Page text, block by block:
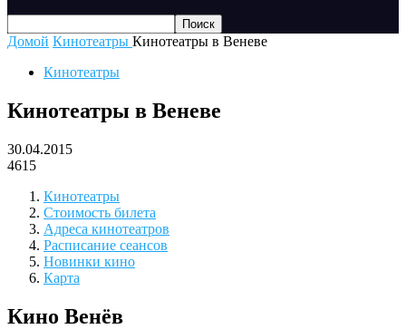
Домой Кинотеатры Кинотеатры в Веневе
Кинотеатры
Кинотеатры в Веневе
30.04.2015
4615
Кинотеатры
Стоимость билета
Адреса кинотеатров
Расписание сеансов
Новинки кино
Карта
Кино Венёв